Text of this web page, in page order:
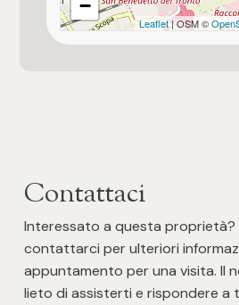
Cappotto termico
−
Leaflet| OSM ©
Contattaci
Interessato a questa proprietà?
contattarci per ulteriori
appuntamento per una visita. Il
lieto di assisterti e rispondere a